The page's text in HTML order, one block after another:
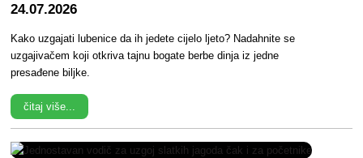
24.07.2026
Kako uzgajati lubenice da ih jedete cijelo ljeto? Nadahnite se
uzgajivačem koji otkriva tajnu bogate berbe dinja iz jedne
presađene biljke.
čitaj više...